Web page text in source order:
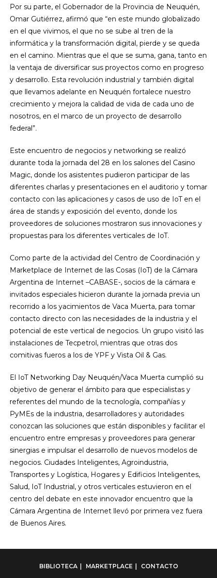
Por su parte, el Gobernador de la Provincia de Neuquén,
Omar Gutiérrez, afirmó que “en este mundo globalizado
en el que vivimos, el que no se sube al tren de la
informática y la transformación digital, pierde y se queda
en el camino. Mientras que el que se suma, gana, tanto en
la ventaja de diversificar sus proyectos como en progreso
y desarrollo. Esta revolución industrial y también digital
que llevamos adelante en Neuquén fortalece nuestro
crecimiento y mejora la calidad de vida de cada uno de
nosotros, en el marco de un proyecto de desarrollo
federal”.
Este encuentro de negocios y networking se realizó
durante toda la jornada del 28 en los salones del Casino
Magic, donde los asistentes pudieron participar de las
diferentes charlas y presentaciones en el auditorio y tomar
contacto con las aplicaciones y casos de uso de IoT en el
área de stands y exposición del evento, donde los
proveedores de soluciones mostraron sus innovaciones y
propuestas para los diferentes verticales de IoT.
Como parte de la actividad del Centro de Coordinación y
Marketplace de Internet de las Cosas (IoT) de la Cámara
Argentina de Internet –CABASE-, socios de la cámara e
invitados especiales hicieron durante la jornada previa un
recorrido a los yacimientos de Vaca Muerta, para tomar
contacto directo con las necesidades de la industria y el
potencial de este vertical de negocios. Un grupo visitó las
instalaciones de Tecpetrol, mientras que otras dos
comitivas fueros a los de YPF y Vista Oil & Gas.
El IoT Networking Day Neuquén/Vaca Muerta cumplió su
objetivo de generar el ámbito para que especialistas y
referentes del mundo de la tecnología, compañías y
PyMEs de la industria, desarrolladores y autoridades
conozcan las soluciones que están disponibles y facilitar el
encuentro entre empresas y proveedores para generar
sinergias e impulsar el desarrollo de nuevos modelos de
negocios. Ciudades Inteligentes, Agroindustria,
Transportes y Logística, Hogares y Edificios Inteligentes,
Salud, IoT Industrial, y otros verticales estuvieron en el
centro del debate en este innovador encuentro que la
Cámara Argentina de Internet llevó por primera vez fuera
de Buenos Aires.
BIBLIOTECA MARKETPLACE CONTACTO